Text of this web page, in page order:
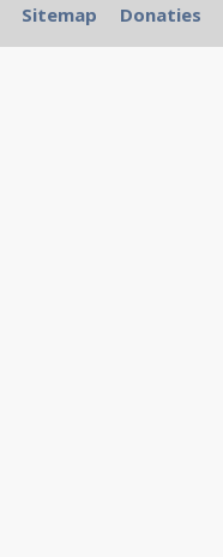
Sitemap Donaties